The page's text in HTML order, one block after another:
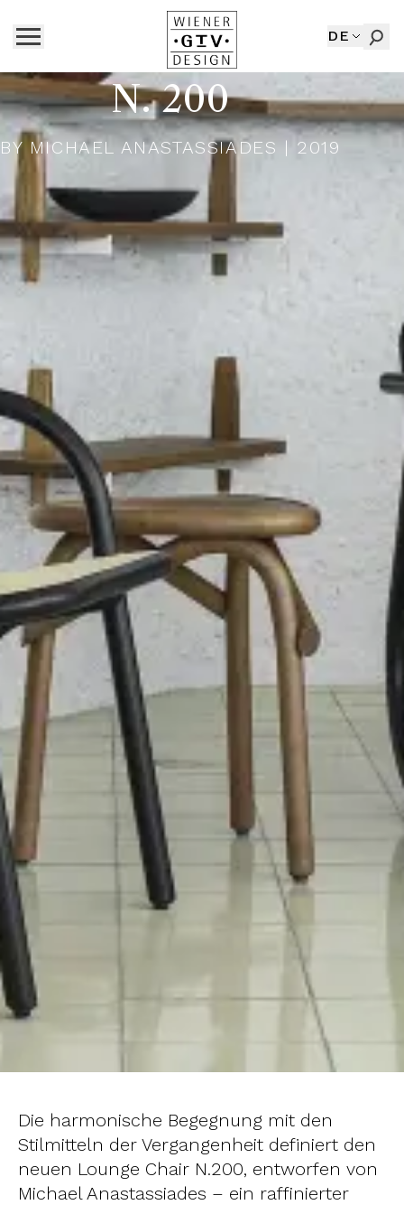
DE
N. 200
BYMICHAEL ANASTASSIADES | 2019
Die harmonische Begegnung mit den
Stilmitteln der Vergangenheit definiert den
neuen Lounge Chair N.200, entworfen von
Michael Anastassiades – ein raffinierter